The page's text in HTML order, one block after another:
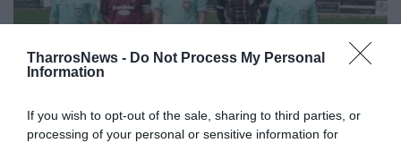
TharrosNews - Do Not Process My Personal
Information
If you wish to opt-out of the sale, sharing to third parties, or
processing of your personal or sensitive information for